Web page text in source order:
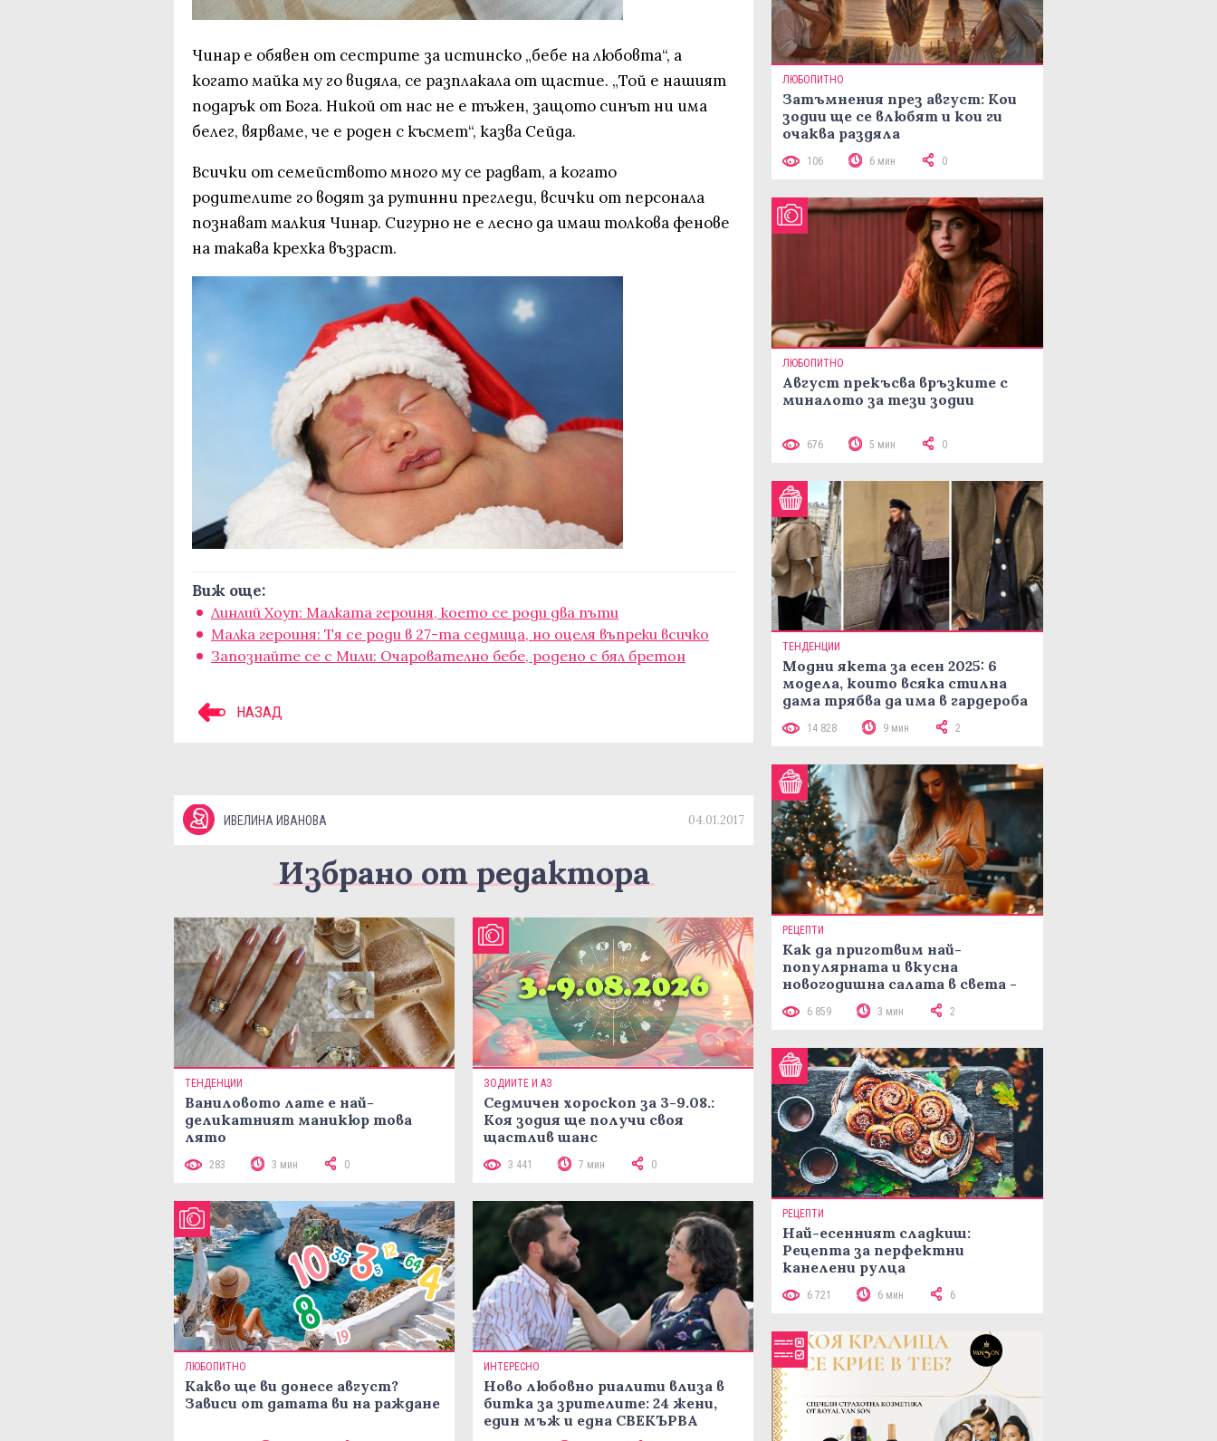
Чинар е обявен от сестрите за истинско „бебе на любовта“, а
когато майка му го видяла, се разплакала от щастие. „Той е нашият
подарък от Бога. Никой от нас не е тъжен, защото синът ни има
белег, вярваме, че е роден с късмет“, казва Сейда.
Всички от семейството много му се радват, а когато
родителите го водят за рутинни прегледи, всички от персонала
познават малкия Чинар. Сигурно не е лесно да имаш толкова фенове
на такава крехка възраст.
Виж още:
Линлий Хоуп: Малката героиня, което се роди два пъти
Малка героиня: Тя се роди в 27-та седмица, но оцеля въпреки всичко
Запознайте се с Мили: Очарователно бебе, родено с бял бретон
НАЗАД
ИВЕЛИНА ИВАНОВА 04.01.2017
Избрано от редактора
ТЕНДЕНЦИИ
Ваниловото лате е най-
деликатният маникюр това
лято
283 3 мин 0
ЗОДИИТЕ И АЗ
Седмичен хороскоп за 3-9.08.:
Коя зодия ще получи своя
щастлив шанс
3 441 7 мин 0
ЛЮБОПИТНО
Какво ще ви донесе август?
Зависи от датата ви на ражданe
ИНТЕРЕСНО
Ново любовно риалити влиза в
битка за зрителите: 24 жени,
един мъж и една СВЕКЪРВА
ЛЮБОПИТНО
Затъмнения през август: Кои
зодии ще се влюбят и кои ги
очаква раздяла
106 6 мин 0
ЛЮБОПИТНО
Август прекъсва връзките с
миналото за тези зодии
676 5 мин 0
ТЕНДЕНЦИИ
Модни якета за есен 2025: 6
модела, които всяка стилна
дама трябва да има в гардероба
14 828 9 мин 2
РЕЦЕПТИ
Как да приготвим най-
популярната и вкусна
новогодишна салата в света -
рецепта Мимоза
6 859 3 мин 2
РЕЦЕПТИ
Най-есенният сладкиш:
Рецепта за перфектни
канелени рулца
6 721 6 мин 6